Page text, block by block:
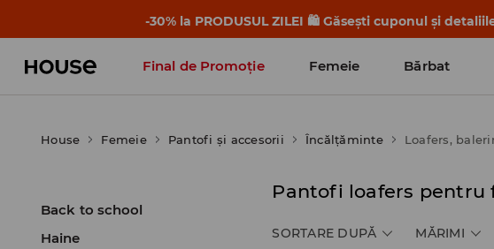
-30% la PRODUSUL ZILEI 🛍️ Găsești cuponul și
Final de Promoție Femeie Bărbat
House Femeie Pantofi și accesorii Încălţăminte Loafers,
Back to school
Haine
Pantofi loafers pentru
SORTARE DUPĂ MĂRIMI